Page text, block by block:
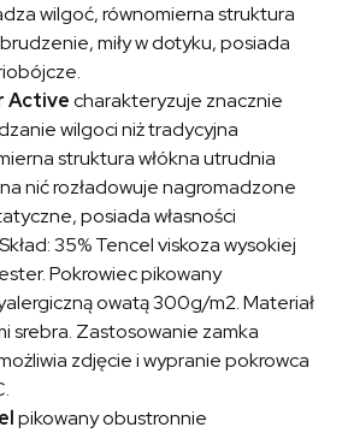
wilgoć, równomierna struktura
miły w dotyku, posiada
Activecharakteryzuje znacznie
wilgoci niż tradycyjna
struktura włókna utrudnia
nić rozładowuje nagromadzone
posiada własności
35% Tencel viskoza wysokiej
Pokrowiec pikowany
owatą 300g/m2. Materiał
srebra. Zastosowanie zamka
zdjęcie i wypranie pokrowca
pikowany obustronnie